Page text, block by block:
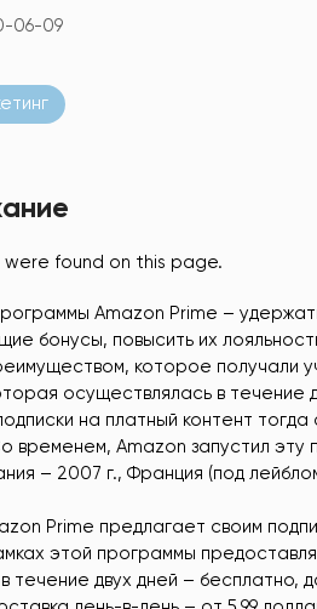
06-09
were found on this page.
Amazon Prime –
бонусы, повысить их
которое получали
осуществлялась в течение
на платный контент
временем, Amazon запустил эту
– 2007 г., Франция (под
Prime предлагает своим
этой программы
течение двух дней – бесплатно,